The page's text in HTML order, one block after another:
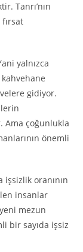
Tanrı’nın
yalnızca
gidiyor.
Ama çoğunlukla
önemli
oranının
insanlar
mezun
bir sayıda işsiz